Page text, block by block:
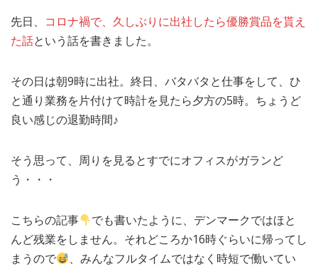
MEDIA– メディア掲載 TRAVEL– 旅行
EVERYDAY– 日常ブログ
先日、 コロナ禍で、久しぶりに出社したら優勝賞品を貰え
た話という話を書きました。
その日は朝9時に出社。終日、バタバタと仕事をして、ひ
と通り業務を片付けて時計を見たら夕方の5時。ちょうど
良い感じの退勤時間♪
そう思って、周りを見るとすでにオフィスがガランど
う・・・
こちらの記事
でも書いたように、デンマークではほと
んど残業をしません。それどころか16時ぐらいに帰ってし
まうので
、みんなフルタイムではなく時短で働いてい